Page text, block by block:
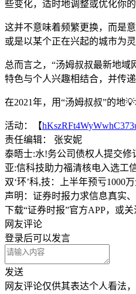
些变化，适时地调整或优化你
这并不意味着频繁更换，而是
或是以某个正在兴起的城市为
总而言之，“汤姆叔叔最新地
特色与个人兴趣相结合，并传
在2021年，用“汤姆叔叔”的地
活动：【
责任编辑： 张安妮
泰晤士:水!务公司债权人提交
亚:信科技助力福清核电入选工
双‘环’科,技：上半年预亏1000
声明：证券时报力求信息真实
下载“证券时报”官方APP，或
网友评论
登录后可以发言
发送
网友评论仅供其表达个人看法